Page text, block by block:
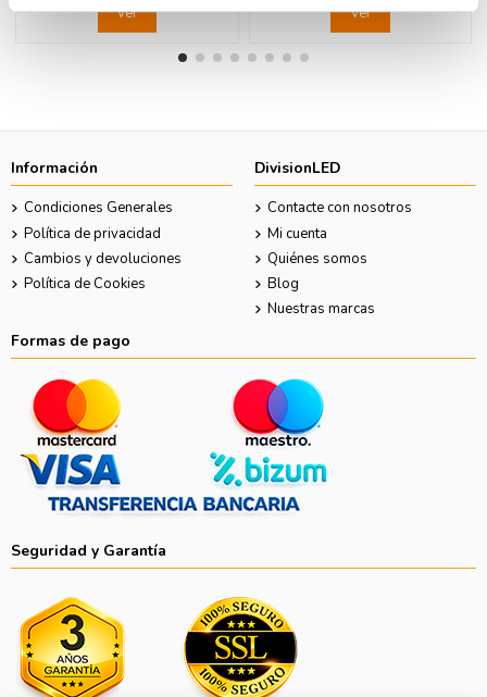
Ver Ver
Información
Condiciones Generales
Política de privacidad
Cambios y devoluciones
Política de Cookies
DivisionLED
Contacte con nosotros
Mi cuenta
Quiénes somos
Blog
Nuestras marcas
Formas de pago
Seguridad y Garantía